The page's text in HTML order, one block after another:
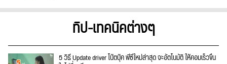
ทิป-เทคนิคต่างๆ
5 วิธี Update driver โน๊ตบุ๊ค พีซีใหม่ล่าสุด จะอัตโนมัติ ให้คอมเร็วขึ้น